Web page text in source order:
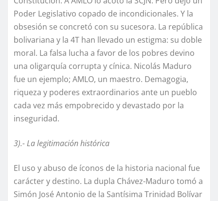
Poder Legislativo copado de incondicionales. Y la
obsesión se concretó con su sucesora. La república
bolivariana y la 4T han llevado un estigma: su doble
moral. La falsa lucha a favor de los pobres devino
una oligarquía corrupta y cínica. Nicolás Maduro
fue un ejemplo; AMLO, un maestro. Demagogia,
riqueza y poderes extraordinarios ante un pueblo
cada vez más empobrecido y devastado por la
inseguridad.
3).- La legitimación histórica
El uso y abuso de íconos de la historia nacional fue
carácter y destino. La dupla Chávez-Maduro tomó a
Simón José Antonio de la Santísima Trinidad Bolívar